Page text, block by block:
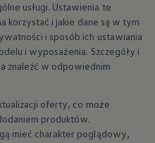
biznesu
dla firm
usługi. Ustawienia te
korzystać i jakie dane są w tym
i sposób ich ustawiania
i wyposażenia. Szczegóły i
znaleźć w odpowiednim
oferty, co może
produktów.
mieć charakter poglądowy,